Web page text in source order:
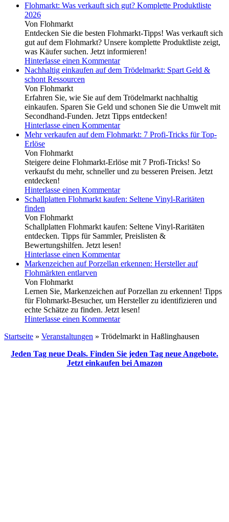
Flohmarkt: Was verkauft sich gut? Komplette Produktliste
2026
Von Flohmarkt
Entdecken Sie die besten Flohmarkt-Tipps! Was verkauft sich
gut auf dem Flohmarkt? Unsere komplette Produktliste zeigt,
was Käufer suchen. Jetzt informieren!
Hinterlasse einen Kommentar
Nachhaltig einkaufen auf dem Trödelmarkt: Spart Geld &
schont Ressourcen
Von Flohmarkt
Erfahren Sie, wie Sie auf dem Trödelmarkt nachhaltig
einkaufen. Sparen Sie Geld und schonen Sie die Umwelt mit
Secondhand-Funden. Jetzt Tipps entdecken!
Hinterlasse einen Kommentar
Mehr verkaufen auf dem Flohmarkt: 7 Profi-Tricks für Top-
Erlöse
Von Flohmarkt
Steigere deine Flohmarkt-Erlöse mit 7 Profi-Tricks! So
verkaufst du mehr, schneller und zu besseren Preisen. Jetzt
entdecken!
Hinterlasse einen Kommentar
Schallplatten Flohmarkt kaufen: Seltene Vinyl-Raritäten
finden
Von Flohmarkt
Schallplatten Flohmarkt kaufen: Seltene Vinyl-Raritäten
entdecken. Tipps für Sammler, Preislisten &
Bewertungshilfen. Jetzt lesen!
Hinterlasse einen Kommentar
Markenzeichen auf Porzellan erkennen: Hersteller auf
Flohmärkten entlarven
Von Flohmarkt
Lernen Sie, Markenzeichen auf Porzellan zu erkennen! Tipps
für Flohmarkt-Besucher, um Hersteller zu identifizieren und
echte Schätze zu finden. Jetzt lesen!
Hinterlasse einen Kommentar
Startseite » Veranstaltungen » Trödelmarkt in Haßlinghausen
Jeden Tag neue Deals. Finden Sie jeden Tag neue Angebote.
Jetzt einkaufen bei Amazon